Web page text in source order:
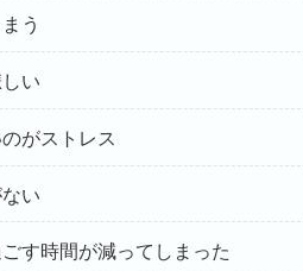
う
い
がストレス
い
す時間が減ってしまった